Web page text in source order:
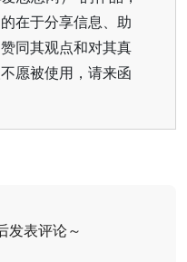
在于分享信息、助
同其观点和对其真
愿被使用，请来函
发表评论～